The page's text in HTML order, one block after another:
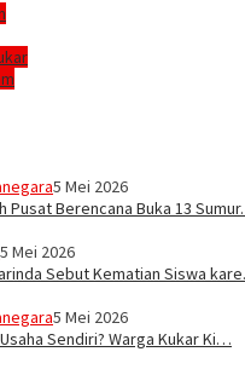
5 Mei 2026
Pusat Berencana Buka 13
5 Mei 2026
Sebut Kematian Siswa
5 Mei 2026
Sendiri? Warga Kukar Ki…